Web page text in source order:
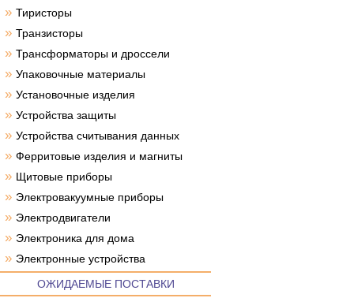
» Тиристоры
» Транзисторы
» Трансформаторы и дроссели
» Упаковочные материалы
» Установочные изделия
» Устройства защиты
» Устройства считывания данных
» Ферритовые изделия и магниты
» Щитовые приборы
» Электровакуумные приборы
» Электродвигатели
» Электроника для дома
» Электронные устройства
ОЖИДАЕМЫЕ ПОСТАВКИ